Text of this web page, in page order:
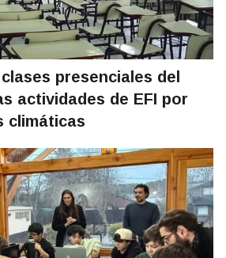
presenciales del
actividades de EFI por
climáticas